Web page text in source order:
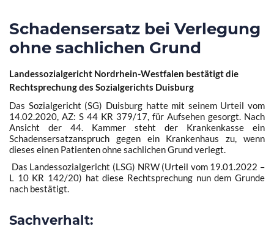
Schadensersatz bei Verlegung
ohne sachlichen Grund
Landessozialgericht Nordrhein-Westfalen bestätigt die
Rechtsprechung des Sozialgerichts Duisburg
Das Sozialgericht (SG) Duisburg hatte mit seinem Urteil vom
14.02.2020, AZ: S 44 KR 379/17, für Aufsehen gesorgt. Nach
Ansicht der 44. Kammer steht der Krankenkasse ein
Schadensersatzanspruch gegen ein Krankenhaus zu, wenn
dieses einen Patienten ohne sachlichen Grund verlegt.
Das Landessozialgericht (LSG) NRW (Urteil vom 19.01.2022 –
L 10 KR 142/20) hat diese Rechtsprechung nun dem Grunde
nach bestätigt.
Sachverhalt: